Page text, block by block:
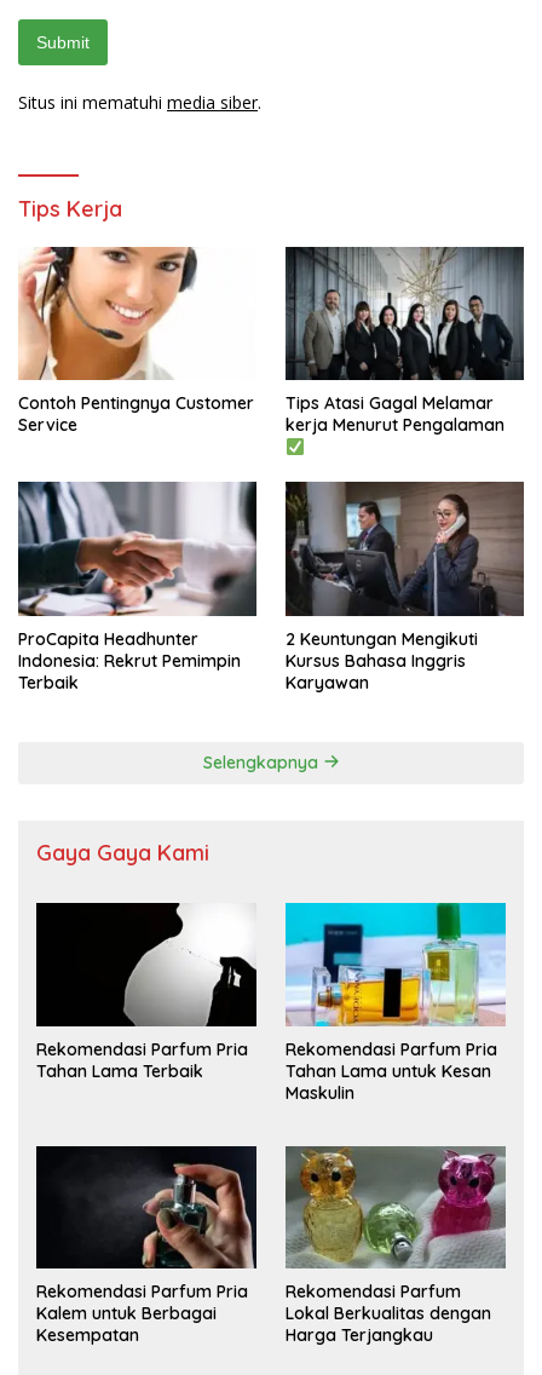
Situs ini mematuhi media siber.
Tips Kerja
Contoh Pentingnya Customer
Service
Tips Atasi Gagal Melamar
kerja Menurut Pengalaman
ProCapita Headhunter
Indonesia: Rekrut Pemimpin
Terbaik
2 Keuntungan Mengikuti
Kursus Bahasa Inggris
Karyawan
Selengkapnya
Gaya Gaya Kami
Rekomendasi Parfum Pria
Tahan Lama Terbaik
Rekomendasi Parfum Pria
Tahan Lama untuk Kesan
Maskulin
Rekomendasi Parfum Pria
Kalem untuk Berbagai
Kesempatan
Rekomendasi Parfum
Lokal Berkualitas dengan
Harga Terjangkau